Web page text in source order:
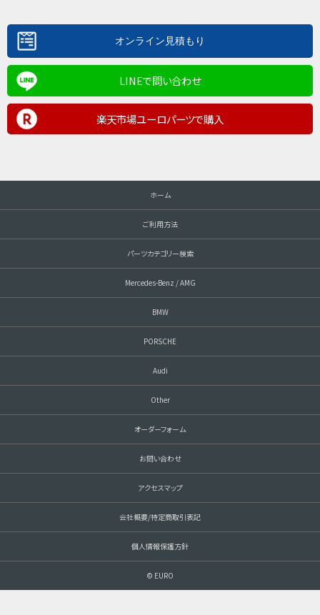
LINEで問い合わせ
楽天市場ユーロパーツで購入
ホーム
ご利用方法
パーツカテゴリー検索
Mercedes-Benz / AMG
BMW
PORSCHE
Audi
Other
オーダーフォーム
お問い合わせ
アクセスマップ
会社概要/特定商取引表記
個人情報保護方針
© EURO